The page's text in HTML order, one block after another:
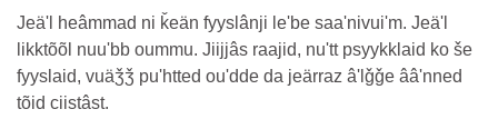
Jeäʹl heâmmad ni ǩeän fyyslânji leʹbe saaʹnivuiʹm. Jeäʹl
likktõõl nuuʹbb oummu. Jiijjâs raajid, nuʹtt psyykklaid ko še
fyyslaid, vuäǯǯ puʹhtted ouʹdde da jeärraz âʹlǧǧe ââʹnned
tõid ciistâst.